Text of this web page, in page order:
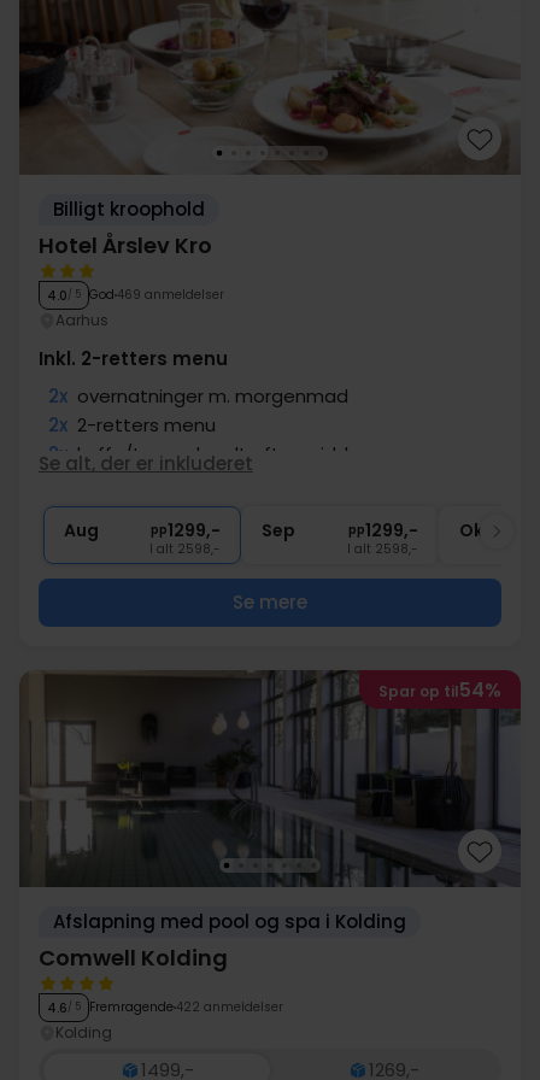
Billigt kroophold
Hotel Årslev Kro
4.0/ 5 God 469 anmeldelser
Aarhus
Inkl. 2-retters menu
2x overnatninger m. morgenmad
2x 2-retters menu
2x kaffe/te med sødt efter middagen
∞ Gratis parkering ved hotellet
Se alt, der er inkluderet
Aug pp1299,-
I alt 2598,-
Sep pp1299,-
I alt 2598,-
Okt
Se mere
Spar op til54%
Afslapning med pool og spa i Kolding
Comwell Kolding
4.6/ 5 Fremragende 422 anmeldelser
Kolding
1499,-
1269,-